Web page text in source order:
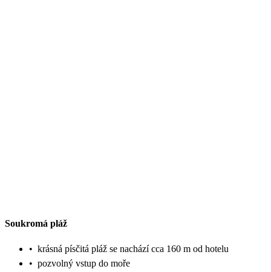
Soukromá pláž
• krásná písčitá pláž se nachází cca 160 m od hotelu
• pozvolný vstup do moře